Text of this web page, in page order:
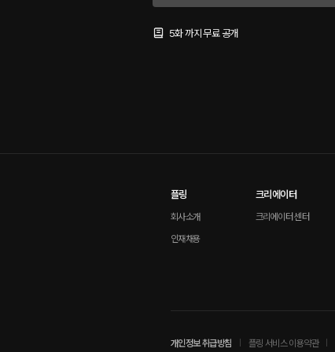
5화 까지 무료 공개
플링
회사소개
인재채용
크리에이터
크리에이터 센터
개인정보 취급방침 플링 서비스 이용약관